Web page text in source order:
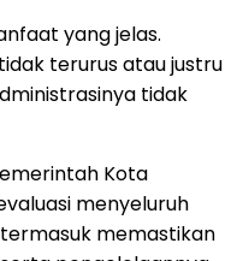
yang jelas.
terurus atau justru
tidak
Kota
menyeluruh
memastikan